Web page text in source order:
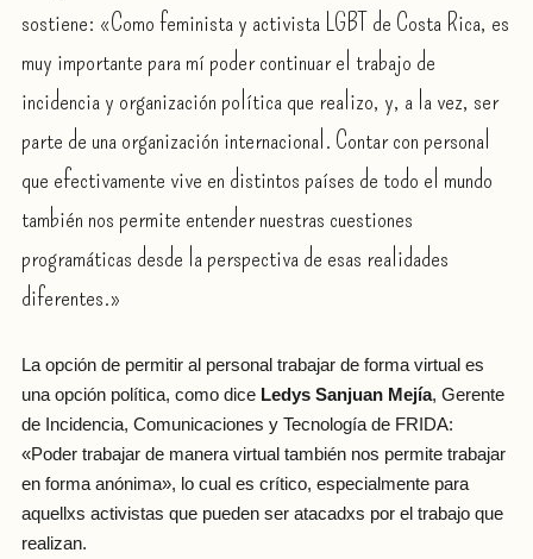
sostiene: «Como feminista y activista LGBT de Costa Rica, es
muy importante para mí poder continuar el trabajo de
incidencia y organización política que realizo, y, a la vez, ser
parte de una organización internacional. Contar con personal
que efectivamente vive en distintos países de todo el mundo
también nos permite entender nuestras cuestiones
programáticas desde la perspectiva de esas realidades
diferentes.»
La opción de permitir al personal trabajar de forma virtual es
una opción política, como dice Ledys Sanjuan Mejía, Gerente
de Incidencia, Comunicaciones y Tecnología de FRIDA:
«Poder trabajar de manera virtual también nos permite trabajar
en forma anónima», lo cual es crítico, especialmente para
aquellxs activistas que pueden ser atacadxs por el trabajo que
realizan.